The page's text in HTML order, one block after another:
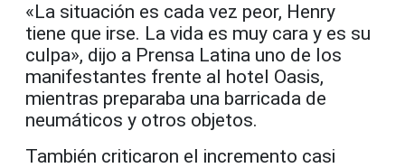
«La situación es cada vez peor, Henry
tiene que irse. La vida es muy cara y es su
culpa», dijo a Prensa Latina uno de los
manifestantes frente al hotel Oasis,
mientras preparaba una barricada de
neumáticos y otros objetos.
También criticaron el incremento casi